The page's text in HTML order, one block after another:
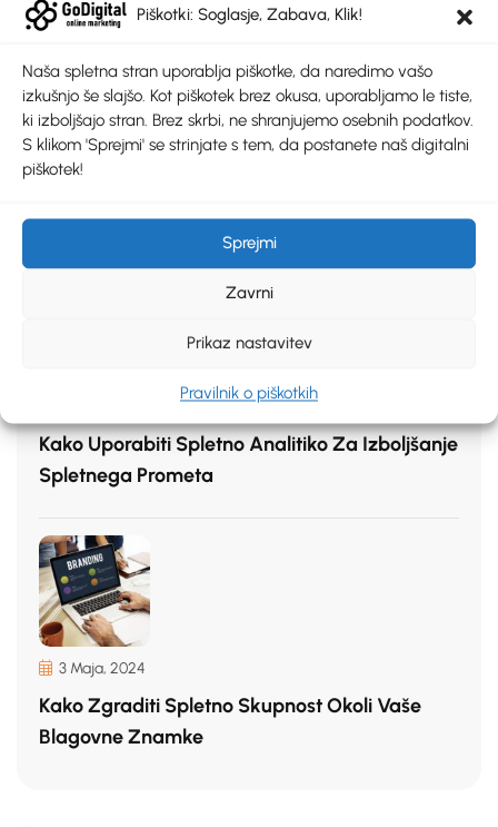
Piškotki: Soglasje, Zabava, Klik!
Naša spletna stran uporablja piškotke, da naredimo vašo
izkušnjo še slajšo. Kot piškotek brez okusa, uporabljamo le tiste,
ki izboljšajo stran. Brez skrbi, ne shranjujemo osebnih podatkov.
S klikom 'Sprejmi' se strinjate s tem, da postanete naš digitalni
piškotek!
Sprejmi
Zavrni
Prikaz nastavitev
Pravilnik o piškotkih
14 Maja, 2024
Najboljše Prakse Za Pisanje Privlačnih
Naslovov Blogov
Kako Uporabiti Spletno Analitiko Za Izboljšanje
Spletnega Prometa
3 Maja, 2024
Kako Zgraditi Spletno Skupnost Okoli Vaše
Blagovne Znamke